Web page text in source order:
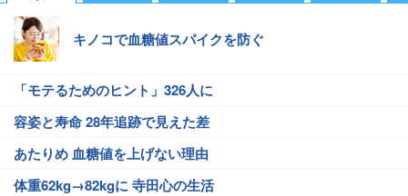
キノコで血糖値スパイクを防ぐ
「モテるためのヒント」326人に
容姿と寿命 28年追跡で見えた差
あたりめ 血糖値を上げない理由
体重62kg→82kgに 寺田心の生活